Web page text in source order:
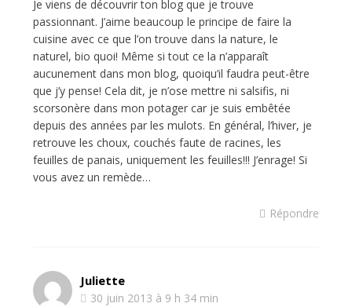
Je viens de découvrir ton blog que je trouve
passionnant. J’aime beaucoup le principe de faire la
cuisine avec ce que l’on trouve dans la nature, le
naturel, bio quoi! Même si tout ce la n’apparaît
aucunement dans mon blog, quoiqu’il faudra peut-être
que j’y pense! Cela dit, je n’ose mettre ni salsifis, ni
scorsonère dans mon potager car je suis embêtée
depuis des années par les mulots. En général, l’hiver, je
retrouve les choux, couchés faute de racines, les
feuilles de panais, uniquement les feuilles!!! J’enrage! Si
vous avez un remède…
Répondre
Juliette
30 juin 2013 à 9 h 34 min